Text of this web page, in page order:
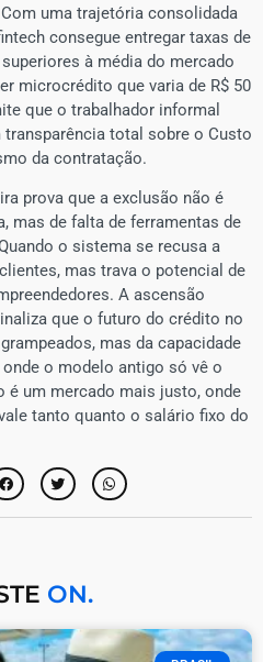
uma trajetória consolidada
consegue entregar taxas de
à média do mercado
microcrédito que varia de R$ 50
que o trabalhador informal
total sobre o Custo
da contratação.
prova que a exclusão não é
mas de falta de ferramentas de
o sistema se recusa a
mas trava o potencial de
A ascensão
que o futuro do crédito no
mas da capacidade
o modelo antigo só vê o
é um mercado mais justo, onde
tanto quanto o salário fixo do
ON.